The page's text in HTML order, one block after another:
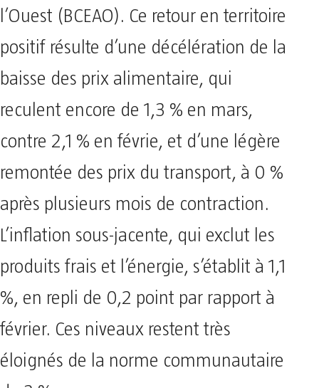
l’Ouest (BCEAO). Ce retour en territoire
positif résulte d’une décélération de la
baisse des prix alimentaire, qui
reculent encore de 1,3 % en mars,
contre 2,1 % en févrie, et d’une légère
remontée des prix du transport, à 0 %
après plusieurs mois de contraction.
L’inflation sous-jacente, qui exclut les
produits frais et l’énergie, s’établit à 1,1
%, en repli de 0,2 point par rapport à
février. Ces niveaux restent très
éloignés de la norme communautaire